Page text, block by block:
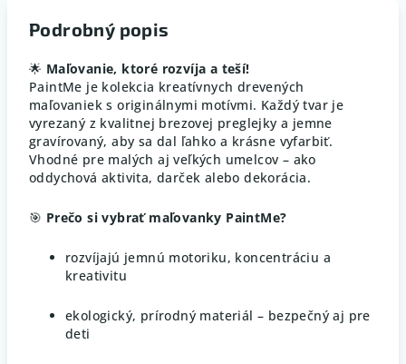
Podrobný popis
🌟 Maľovanie, ktoré rozvíja a teší!
PaintMe je kolekcia kreatívnych drevených
maľovaniek s originálnymi motívmi. Každý tvar je
vyrezaný z kvalitnej brezovej preglejky a jemne
gravírovaný, aby sa dal ľahko a krásne vyfarbiť.
Vhodné pre malých aj veľkých umelcov – ako
oddychová aktivita, darček alebo dekorácia.
🎯 Prečo si vybrať maľovanky PaintMe?
rozvíjajú jemnú motoriku, koncentráciu a
kreativitu
ekologický, prírodný materiál – bezpečný aj pre
deti